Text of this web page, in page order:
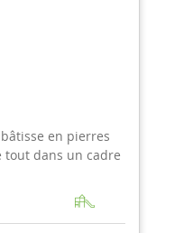
en pierres
tout dans un cadre